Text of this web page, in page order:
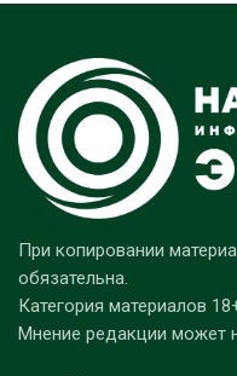
При копировании
обязательна.
Категория материалов
Мнение редакции может